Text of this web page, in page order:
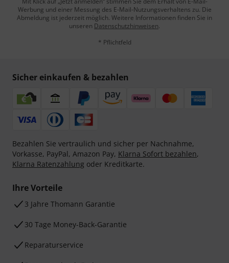
Werbung und einer Messung des E-Mail-Nutzungsverhaltens zu. Die
Abmeldung ist jederzeit möglich. Weitere Informationen finden Sie in
unseren Datenschutzhinweisen.
* Pflichtfeld
Sicher einkaufen & bezahlen
Bezahlen Sie vertraulich und sicher per Nachnahme,
Vorkasse, PayPal, Amazon Pay, Klarna Sofort bezahlen,
Klarna Ratenzahlung oder Kreditkarte.
Ihre Vorteile
3 Jahre Thomann Garantie
30 Tage Money-Back-Garantie
Reparaturservice